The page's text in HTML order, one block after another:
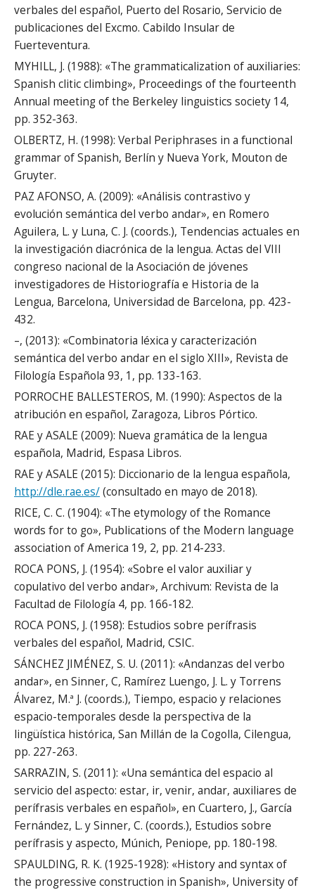
verbales del español, Puerto del Rosario, Servicio de
publicaciones del Excmo. Cabildo Insular de
Fuerteventura.
MYHILL, J. (1988): «The grammaticalization of auxiliaries:
Spanish clitic climbing», Proceedings of the fourteenth
Annual meeting of the Berkeley linguistics society 14,
pp. 352-363.
OLBERTZ, H. (1998): Verbal Periphrases in a functional
grammar of Spanish, Berlín y Nueva York, Mouton de
Gruyter.
PAZ AFONSO, A. (2009): «Análisis contrastivo y
evolución semántica del verbo andar», en Romero
Aguilera, L. y Luna, C. J. (coords.), Tendencias actuales en
la investigación diacrónica de la lengua. Actas del VIII
congreso nacional de la Asociación de jóvenes
investigadores de Historiografía e Historia de la
Lengua, Barcelona, Universidad de Barcelona, pp. 423-
432.
–, (2013): «Combinatoria léxica y caracterización
semántica del verbo andar en el siglo XIII», Revista de
Filología Española 93, 1, pp. 133-163.
PORROCHE BALLESTEROS, M. (1990): Aspectos de la
atribución en español, Zaragoza, Libros Pórtico.
RAE y ASALE (2009): Nueva gramática de la lengua
española, Madrid, Espasa Libros.
RAE y ASALE (2015): Diccionario de la lengua española,
http://dle.rae.es/(consultado en mayo de 2018).
RICE, C. C. (1904): «The etymology of the Romance
words for to go», Publications of the Modern language
association of America 19, 2, pp. 214-233.
ROCA PONS, J. (1954): «Sobre el valor auxiliar y
copulativo del verbo andar», Archivum: Revista de la
Facultad de Filología 4, pp. 166-182.
ROCA PONS, J. (1958): Estudios sobre perífrasis
verbales del español, Madrid, CSIC.
SÁNCHEZ JIMÉNEZ, S. U. (2011): «Andanzas del verbo
andar», en Sinner, C, Ramírez Luengo, J. L. y Torrens
Álvarez, M.ª J. (coords.), Tiempo, espacio y relaciones
espacio-temporales desde la perspectiva de la
lingüística histórica, San Millán de la Cogolla, Cilengua,
pp. 227-263.
SARRAZIN, S. (2011): «Una semántica del espacio al
servicio del aspecto: estar, ir, venir, andar, auxiliares de
perífrasis verbales en español», en Cuartero, J., García
Fernández, L. y Sinner, C. (coords.), Estudios sobre
perífrasis y aspecto, Múnich, Peniope, pp. 180-198.
SPAULDING, R. K. (1925-1928): «History and syntax of
the progressive construction in Spanish», University of